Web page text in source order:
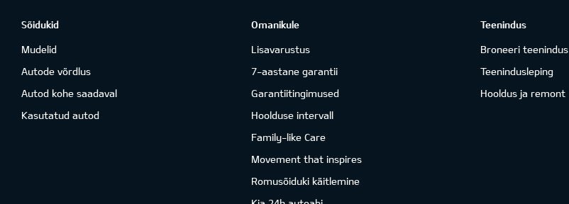
Sõidukid
Mudelid
Autode võrdlus
Autod kohe saadaval
Kasutatud autod
Omanikule
Lisavarustus
7-aastane garantii
Garantiitingimused
Hoolduse intervall
Family-like Care
Movement that inspires
Romusõiduki käitlemine
Teenindus
Broneeri teenindus
Teenindusleping
Hooldus ja remont